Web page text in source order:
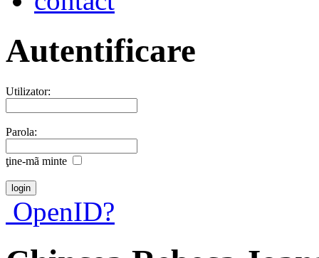
Autentificare
Utilizator:
Parola:
ţine-mã minte
OpenID?